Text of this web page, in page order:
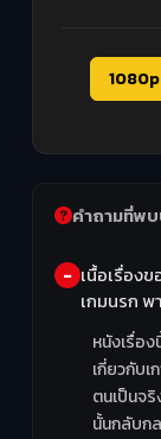
1080p
คำถามที่พ
เนื้อเรื่อง
เกมนรก พ
หนังเรื่อ
เกี่ยวกับ
ตนเป็นจ
นั้นกลับก